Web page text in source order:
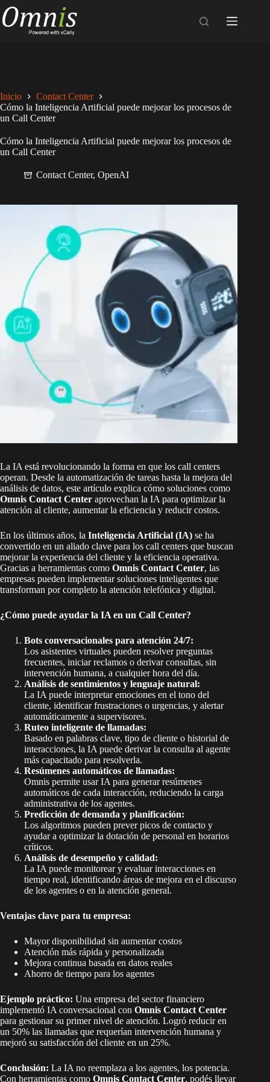
Saltar
al
contenido
Inicio
Contact Center
Cómo la Inteligencia Artificial puede mejorar los procesos de
un Call Center
Cómo la Inteligencia Artificial puede mejorar los procesos de
un Call Center
Contact Center, OpenAI
La IA está revolucionando la forma en que los call centers
operan. Desde la automatización de tareas hasta la mejora del
análisis de datos, este artículo explica cómo soluciones como
Omnis Contact Center aprovechan la IA para optimizar la
atención al cliente, aumentar la eficiencia y reducir costos.
En los últimos años, la Inteligencia Artificial (IA) se ha
convertido en un aliado clave para los call centers que buscan
mejorar la experiencia del cliente y la eficiencia operativa.
Gracias a herramientas como Omnis Contact Center, las
empresas pueden implementar soluciones inteligentes que
transforman por completo la atención telefónica y digital.
¿Cómo puede ayudar la IA en un Call Center?
Bots conversacionales para atención 24/7:
Los asistentes virtuales pueden resolver preguntas
frecuentes, iniciar reclamos o derivar consultas, sin
intervención humana, a cualquier hora del día.
Análisis de sentimientos y lenguaje natural:
La IA puede interpretar emociones en el tono del
cliente, identificar frustraciones o urgencias, y alertar
automáticamente a supervisores.
Ruteo inteligente de llamadas:
Basado en palabras clave, tipo de cliente o historial de
interacciones, la IA puede derivar la consulta al agente
más capacitado para resolverla.
Resúmenes automáticos de llamadas:
Omnis permite usar IA para generar resúmenes
automáticos de cada interacción, reduciendo la carga
administrativa de los agentes.
Predicción de demanda y planificación:
Los algoritmos pueden prever picos de contacto y
ayudar a optimizar la dotación de personal en horarios
críticos.
Análisis de desempeño y calidad:
La IA puede monitorear y evaluar interacciones en
tiempo real, identificando áreas de mejora en el discurso
de los agentes o en la atención general.
Ventajas clave para tu empresa:
Mayor disponibilidad sin aumentar costos
Atención más rápida y personalizada
Mejora continua basada en datos reales
Ahorro de tiempo para los agentes
Ejemplo práctico: Una empresa del sector financiero
implementó IA conversacional con Omnis Contact Center
para gestionar su primer nivel de atención. Logró reducir en
un 50% las llamadas que requerían intervención humana y
mejoró su satisfacción del cliente en un 25%.
Conclusión: La IA no reemplaza a los agentes, los potencia.
Con herramientas como Omnis Contact Center, podés llevar